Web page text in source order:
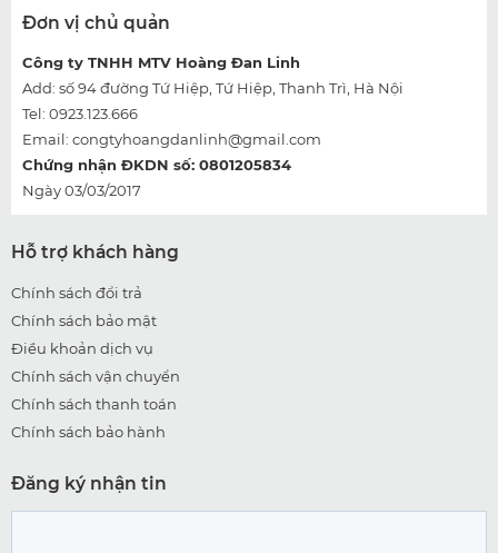
Đơn vị chủ quản
Công ty TNHH MTV Hoàng Đan Linh
Add: số 94 đường Tứ Hiệp, Tứ Hiệp, Thanh Trì, Hà Nội
Tel: 0923.123.666
Email: congtyhoangdanlinh@gmail.com
Chứng nhận ĐKDN số: 0801205834
Ngày 03/03/2017
Hỗ trợ khách hàng
Chính sách đổi trả
Chính sách bảo mật
Điều khoản dịch vụ
Chính sách vận chuyển
Chính sách thanh toán
Chính sách bảo hành
Đăng ký nhận tin